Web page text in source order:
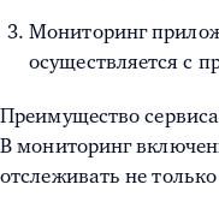
Мониторинг
осуществляется с
Преимущество
В мониторинг
отслеживать не